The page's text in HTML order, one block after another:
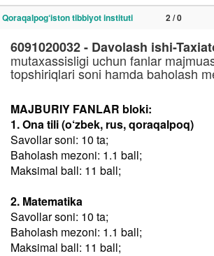
Qoraqalpog‘iston tibbiyot instituti 2 / 0
6091020032 - Davolash ishi-
mutaxassisligi uchun fanlar
topshiriqlari soni hamda baholash
MAJBURIY FANLAR bloki:
1. Ona tili (o‘zbek, rus, qoraqalpoq)
Savollar soni: 10 ta;
Baholash mezoni: 1.1 ball;
Maksimal ball: 11 ball;
2. Matematika
Savollar soni: 10 ta;
Baholash mezoni: 1.1 ball;
Maksimal ball: 11 ball;